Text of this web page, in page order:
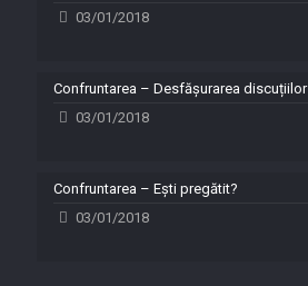
03/01/2018
Confruntarea – Desfășurarea discuțiilor
03/01/2018
Confruntarea – Ești pregătit?
03/01/2018